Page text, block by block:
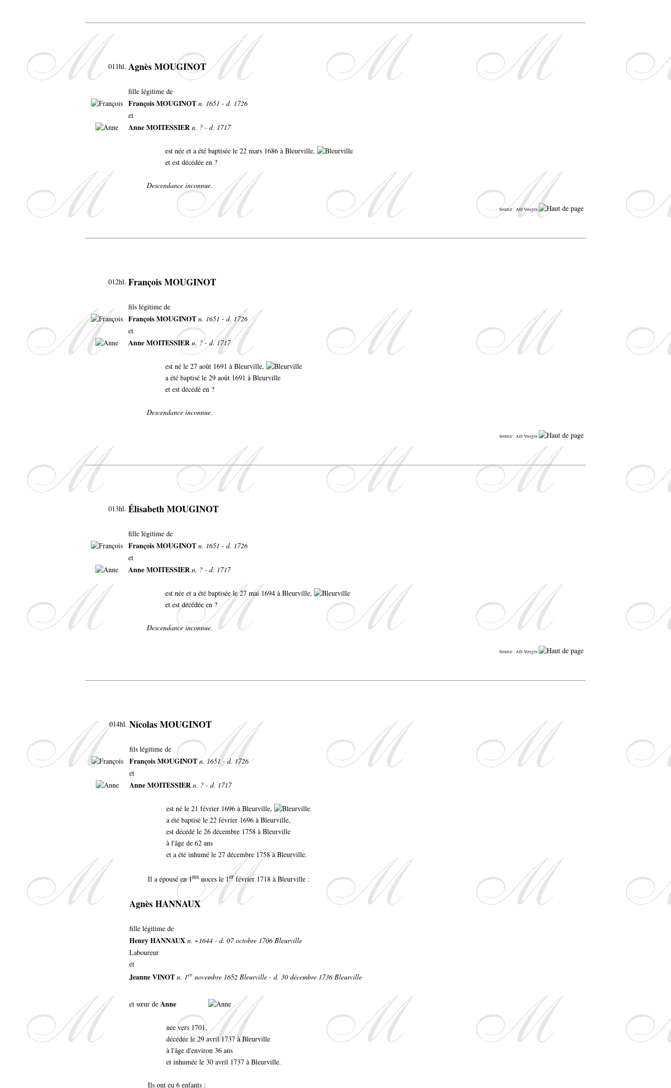
011hl. Agnès MOUGINOT
fille légitime de
François MOUGINOT n. 1651 - d. 1726
et
Anne MOITESSIER n. ? - d. 1717
est née et a été baptisée le 22 mars 1686 à Bleurville,
et est décédée en ?
Descendance inconnue.
Source : AD Vosges
012hl. François MOUGINOT
fils légitime de
François MOUGINOT n. 1651 - d. 1726
et
Anne MOITESSIER n. ? - d. 1717
est né le 27 août 1691 à Bleurville,
a été baptisé le 29 août 1691 à Bleurville
et est décédé en ?
Descendance inconnue.
Source : AD Vosges
013hl. Élisabeth MOUGINOT
fille légitime de
François MOUGINOT n. 1651 - d. 1726
et
Anne MOITESSIER n. ? - d. 1717
est née et a été baptisée le 27 mai 1694 à Bleurville,
et est décédée en ?
Descendance inconnue.
Source : AD Vosges
014hl. Nicolas MOUGINOT
fils légitime de
François MOUGINOTn. 1651 - d. 1726
et
Anne MOITESSIER n. ? - d. 1717
est né le 21 février 1696 à Bleurville,
a été baptisé le 22 février 1696 à Bleurville,
est décédé le 26 décembre 1758 à Bleurville
à l'âge de 62 ans
et a été inhumé le 27 décembre 1758 à Bleurville.
Il a épousé en 1resnoces le 1erfévrier 1718 à Bleurville :
Agnès HANNAUX
fille légitime de
Henry HANNAUX n. ~1644 - d. 07 octobre 1706 Bleurville
Laboureur
et
Jeanne VINOT n. 1er novembre 1652 Bleurville - d. 30 décembre 1736 Bleurville
et sœur de Anne
née vers 1701,
décédée le 29 avril 1737 à Bleurville
à l'âge d'environ 36 ans
et inhumée le 30 avril 1737 à Bleurville.
Ils ont eu 6 enfants :